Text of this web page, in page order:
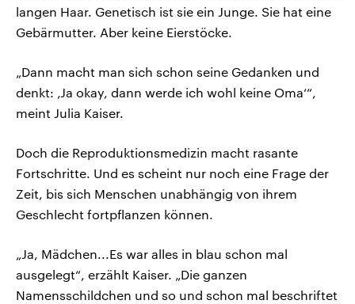
langen Haar. Genetisch ist sie ein Junge. Sie hat eine
Gebärmutter. Aber keine Eierstöcke.
„Dann macht man sich schon seine Gedanken und
denkt: ‚Ja okay, dann werde ich wohl keine Oma‘“,
meint Julia Kaiser.
Doch die Reproduktionsmedizin macht rasante
Fortschritte. Und es scheint nur noch eine Frage der
Zeit, bis sich Menschen unabhängig von ihrem
Geschlecht fortpflanzen können.
„Ja, Mädchen...Es war alles in blau schon mal
ausgelegt“, erzählt Kaiser. „Die ganzen
Namensschildchen und so und schon mal beschriftet